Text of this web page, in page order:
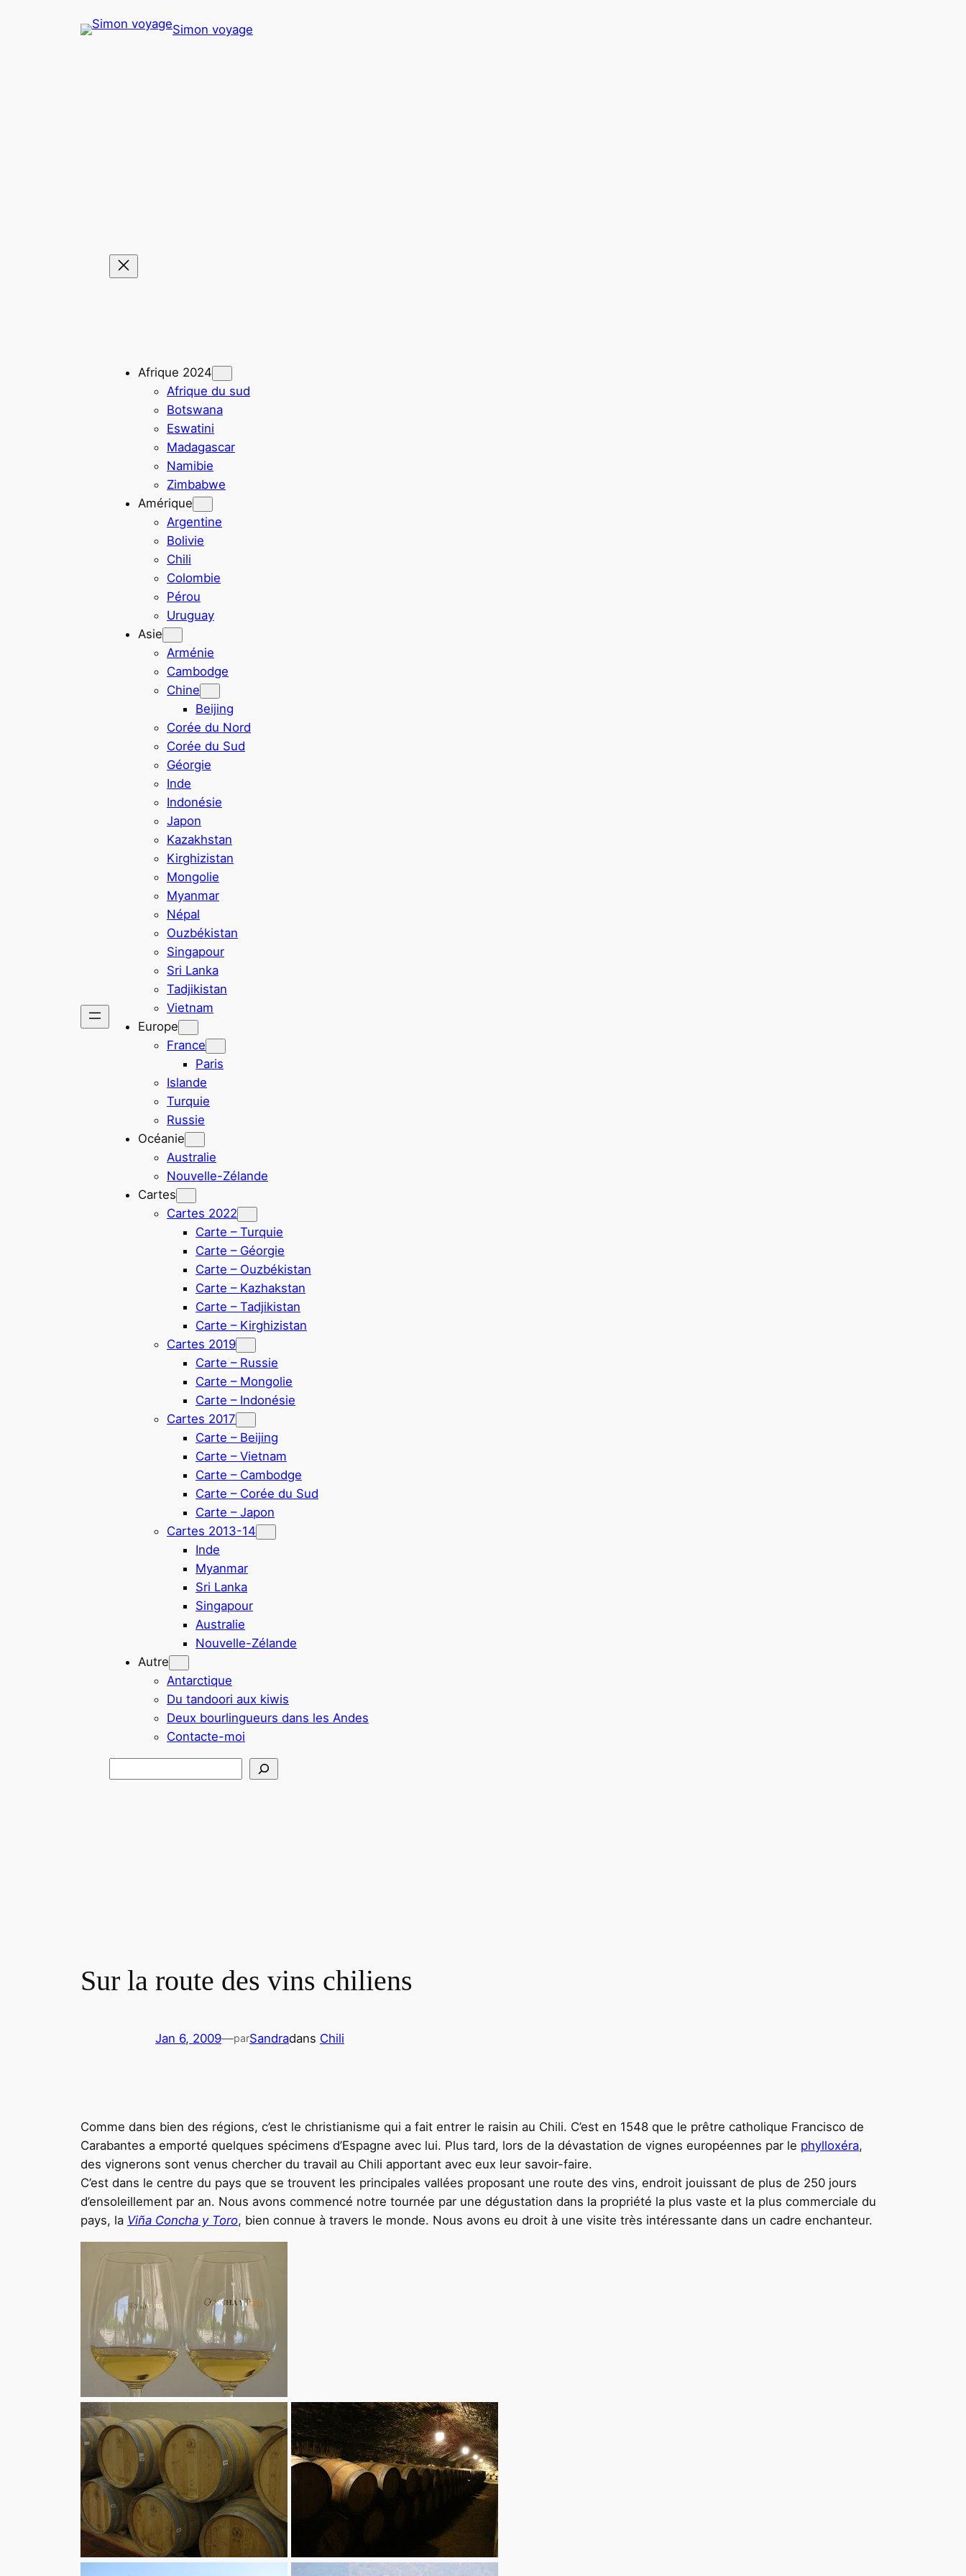
Simon voyage
Afrique 2024
Afrique du sud
Botswana
Eswatini
Madagascar
Namibie
Zimbabwe
Amérique
Argentine
Bolivie
Chili
Colombie
Pérou
Uruguay
Asie
Arménie
Cambodge
Chine
Beijing
Corée du Nord
Corée du Sud
Géorgie
Inde
Indonésie
Japon
Kazakhstan
Kirghizistan
Mongolie
Myanmar
Népal
Ouzbékistan
Singapour
Sri Lanka
Tadjikistan
Vietnam
Europe
France
Paris
Islande
Turquie
Russie
Océanie
Australie
Nouvelle-Zélande
Cartes
Cartes 2022
Carte – Turquie
Carte – Géorgie
Carte – Ouzbékistan
Carte – Kazhakstan
Carte – Tadjikistan
Carte – Kirghizistan
Cartes 2019
Carte – Russie
Carte – Mongolie
Carte – Indonésie
Cartes 2017
Carte – Beijing
Carte – Vietnam
Carte – Cambodge
Carte – Corée du Sud
Carte – Japon
Cartes 2013-14
Inde
Myanmar
Sri Lanka
Singapour
Australie
Nouvelle-Zélande
Autre
Antarctique
Du tandoori aux kiwis
Deux bourlingueurs dans les Andes
Contacte-moi
Sur la route des vins chiliens
Jan 6, 2009—parSandradans Chili
Comme dans bien des régions, c’est le christianisme qui a fait entrer le raisin au Chili. C’est en 1548 que le prêtre catholique Francisco de
Carabantes a emporté quelques spécimens d’Espagne avec lui. Plus tard, lors de la dévastation de vignes européennes par le phylloxéra,
des vignerons sont venus chercher du travail au Chili apportant avec eux leur savoir-faire.
C’est dans le centre du pays que se trouvent les principales vallées proposant une route des vins, endroit jouissant de plus de 250 jours
d’ensoleillement par an. Nous avons commencé notre tournée par une dégustation dans la propriété la plus vaste et la plus commerciale du
pays, la Viña Concha y Toro, bien connue à travers le monde. Nous avons eu droit à une visite très intéressante dans un cadre enchanteur.